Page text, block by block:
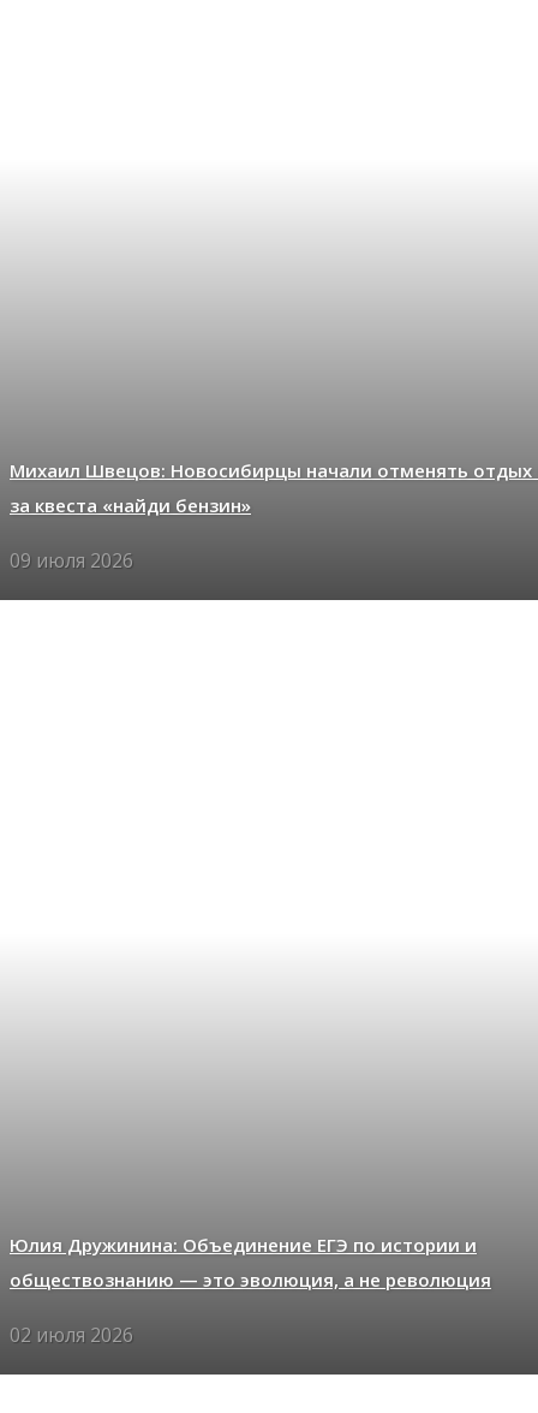
Михаил Швецов: Новосибирцы начали отменять отдых
за квеста «найди бензин»
09 июля 2026
Юлия Дружинина: Объединение ЕГЭ по истории и
обществознанию — это эволюция, а не революция
02 июля 2026